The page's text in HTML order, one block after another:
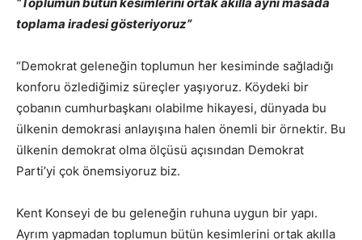
toplama iradesi gösteriyoruz”
“Demokrat geleneğin toplumun her kesiminde sağladığı
konforu özlediğimiz süreçler yaşıyoruz. Köydeki bir
çobanın cumhurbaşkanı olabilme hikayesi, dünyada bu
ülkenin demokrasi anlayışına halen önemli bir örnektir. Bu
ülkenin demokrat olma ölçüsü açısından Demokrat
Parti’yi çok önemsiyoruz biz.
Kent Konseyi de bu geleneğin ruhuna uygun bir yapı.
Ayrım yapmadan toplumun bütün kesimlerini ortak akılla